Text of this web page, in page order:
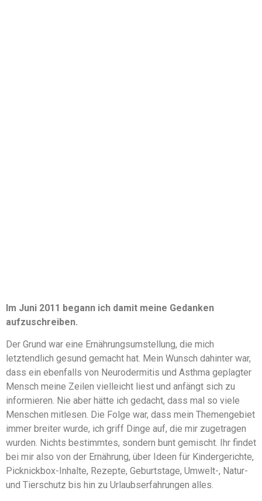
Im Juni 2011 begann ich damit meine Gedanken
aufzuschreiben.
Der Grund war eine Ernährungsumstellung, die mich
letztendlich gesund gemacht hat. Mein Wunsch dahinter war,
dass ein ebenfalls von Neurodermitis und Asthma geplagter
Mensch meine Zeilen vielleicht liest und anfängt sich zu
informieren. Nie aber hätte ich gedacht, dass mal so viele
Menschen mitlesen. Die Folge war, dass mein Themengebiet
immer breiter wurde, ich griff Dinge auf, die mir zugetragen
wurden. Nichts bestimmtes, sondern bunt gemischt. Ihr findet
bei mir also von der Ernährung, über Ideen für Kindergerichte,
Picknickbox-Inhalte, Rezepte, Geburtstage, Umwelt-, Natur-
und Tierschutz bis hin zu Urlaubserfahrungen alles.